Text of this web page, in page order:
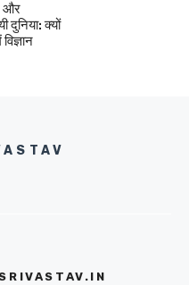
और
क्यों